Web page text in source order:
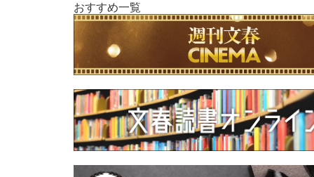
おすすめ一覧